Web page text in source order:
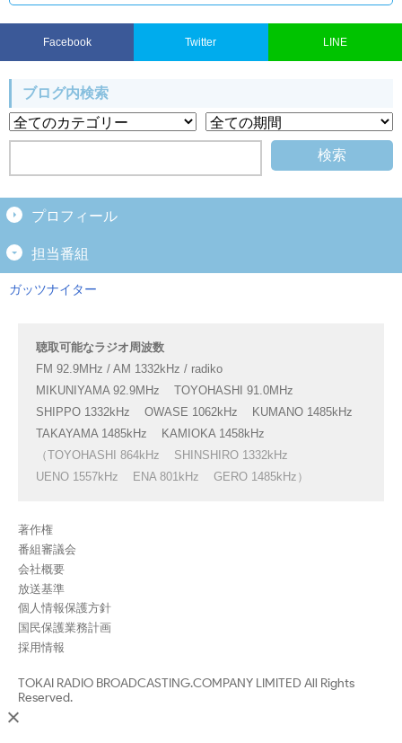
Facebook Twitter LINE
ブログ内検索
プロフィール
担当番組
ガッツナイター
聴取可能なラジオ周波数
FM 92.9MHz / AM 1332kHz / radiko
MIKUNIYAMA 92.9MHz
TOYOHASHI 91.0MHz
SHIPPO 1332kHz
OWASE 1062kHz
KUMANO 1485kHz
TAKAYAMA 1485kHz
KAMIOKA 1458kHz
（TOYOHASHI 864kHz
SHINSHIRO 1332kHz
UENO 1557kHz
ENA 801kHz GERO 1485kHz）
著作権
番組審議会
会社概要
放送基準
個人情報保護方針
国民保護業務計画
採用情報
TOKAI RADIO BROADCASTING.COMPANY LIMITED All Rights
Reserved.